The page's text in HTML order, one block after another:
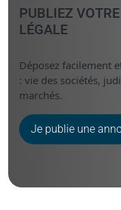
PUBLIEZ
LÉGALE
Déposez facilement
: vie des sociétés,
marchés.
Je publie une